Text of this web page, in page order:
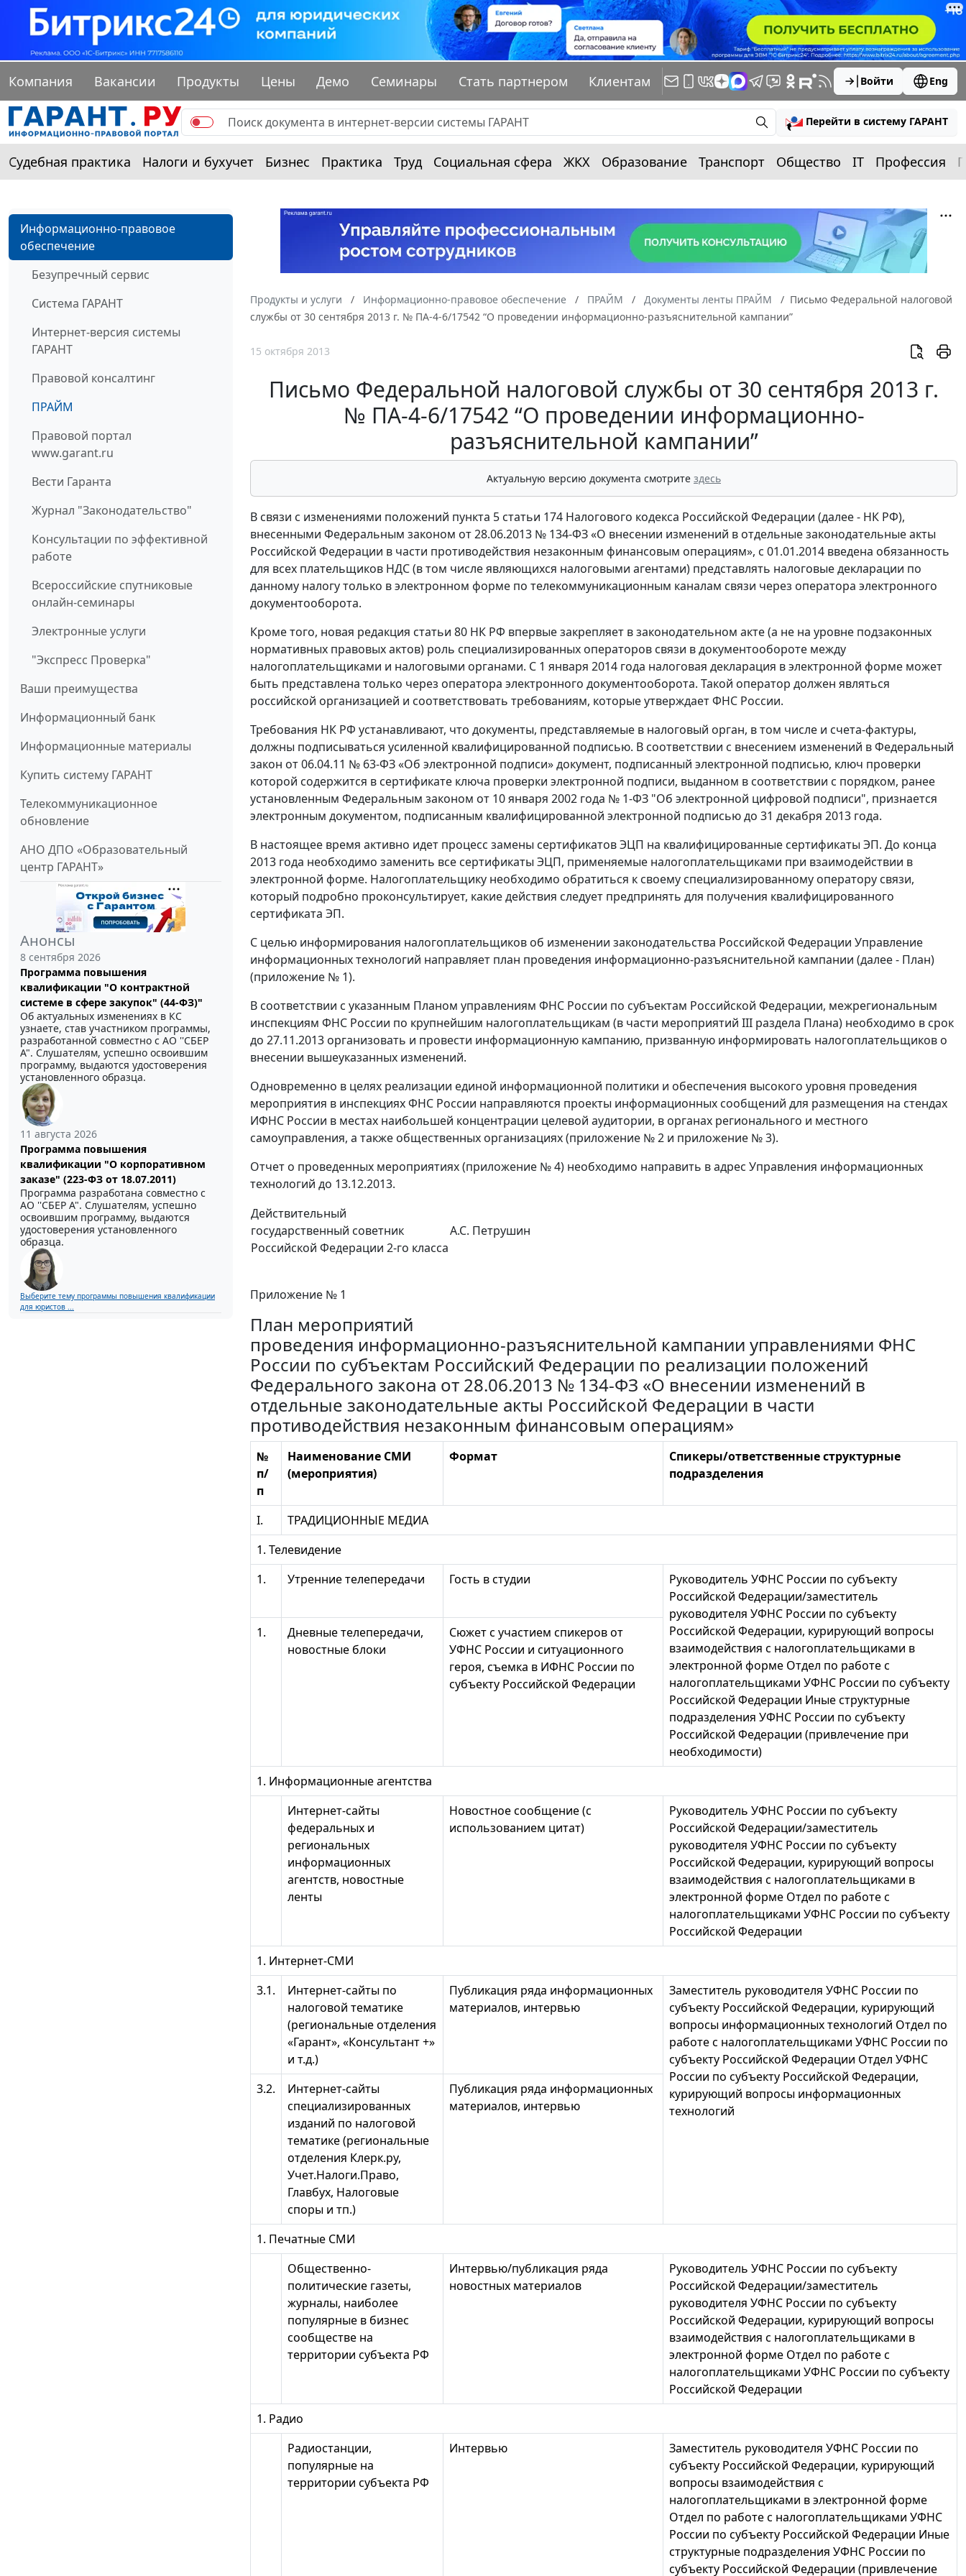
Компания Вакансии Продукты Цены Демо Семинары Стать партнером Клиентам Войти Eng
Перейти в систему ГАРАНТ
Судебная практика Налоги и бухучет Бизнес Практика Труд Социальная сфера ЖКХ Образование Транспорт Общество IT Профессия
Информационно-правовое
обеспечение
Безупречный сервис
Система ГАРАНТ
Интернет-версия системы
ГАРАНТ
Правовой консалтинг
ПРАЙМ
Правовой портал
www.garant.ru
Вести Гаранта
Журнал "Законодательство"
Консультации по эффективной
работе
Всероссийские спутниковые
онлайн-семинары
Электронные услуги
"Экспресс Проверка"
Ваши преимущества
Информационный банк
Информационные материалы
Купить систему ГАРАНТ
Телекоммуникационное
обновление
АНО ДПО «Образовательный
центр ГАРАНТ»
Анонсы
8 сентября 2026
Программа повышения
квалификации "О контрактной
системе в сфере закупок" (44-ФЗ)"
Об актуальных изменениях в КС
узнаете, став участником программы,
разработанной совместно с АО ''СБЕР
А". Слушателям, успешно освоившим
программу, выдаются удостоверения
установленного образца.
11 августа 2026
Программа повышения
квалификации "О корпоративном
заказе" (223-ФЗ от 18.07.2011)
Программа разработана совместно с
АО ''СБЕР А". Слушателям, успешно
освоившим программу, выдаются
удостоверения установленного
образца.
Выберите тему программы повышения квалификации
для юристов ...
Продукты и услуги Информационно-правовое обеспечение ПРАЙМ Документы ленты ПРАЙМ
Письмо Федеральной налоговой
службы от 30 сентября 2013 г. № ПА-4-6/17542 “О проведении информационно-разъяснительной кампании”
15 октября 2013
Письмо Федеральной налоговой службы от 30 сентября 2013 г.
№ ПА-4-6/17542 “О проведении информационно-
разъяснительной кампании”
Актуальную версию документа смотрите здесь
В связи с изменениями положений пункта 5 статьи 174 Налогового кодекса Российской Федерации (далее - НК РФ),
внесенными Федеральным законом от 28.06.2013 № 134-ФЗ «О внесении изменений в отдельные законодательные акты
Российской Федерации в части противодействия незаконным финансовым операциям», с 01.01.2014 введена обязанность
для всех плательщиков НДС (в том числе являющихся налоговыми агентами) представлять налоговые декларации по
данному налогу только в электронном форме по телекоммуникационным каналам связи через оператора электронного
документооборота.
Кроме того, новая редакция статьи 80 НК РФ впервые закрепляет в законодательном акте (а не на уровне подзаконных
нормативных правовых актов) роль специализированных операторов связи в документообороте между
налогоплательщиками и налоговыми органами. С 1 января 2014 года налоговая декларация в электронной форме может
быть представлена только через оператора электронного документооборота. Такой оператор должен являться
российской организацией и соответствовать требованиям, которые утверждает ФНС России.
Требования НК РФ устанавливают, что документы, представляемые в налоговый орган, в том числе и счета-фактуры,
должны подписываться усиленной квалифицированной подписью. В соответствии с внесением изменений в Федеральный
закон от 06.04.11 № 63-ФЗ «Об электронной подписи» документ, подписанный электронной подписью, ключ проверки
которой содержится в сертификате ключа проверки электронной подписи, выданном в соответствии с порядком, ранее
установленным Федеральным законом от 10 января 2002 года № 1-ФЗ "Об электронной цифровой подписи", признается
электронным документом, подписанным квалифицированной электронной подписью до 31 декабря 2013 года.
В настоящее время активно идет процесс замены сертификатов ЭЦП на квалифицированные сертификаты ЭП. До конца
2013 года необходимо заменить все сертификаты ЭЦП, применяемые налогоплательщиками при взаимодействии в
электронной форме. Налогоплательщику необходимо обратиться к своему специализированному оператору связи,
который подробно проконсультирует, какие действия следует предпринять для получения квалифицированного
сертификата ЭП.
С целью информирования налогоплательщиков об изменении законодательства Российской Федерации Управление
информационных технологий направляет план проведения информационно-разъяснительной кампании (далее - План)
(приложение № 1).
В соответствии с указанным Планом управлениям ФНС России по субъектам Российской Федерации, межрегиональным
инспекциям ФНС России по крупнейшим налогоплательщикам (в части мероприятий III раздела Плана) необходимо в срок
до 27.11.2013 организовать и провести информационную кампанию, призванную информировать налогоплательщиков о
внесении вышеуказанных изменений.
Одновременно в целях реализации единой информационной политики и обеспечения высокого уровня проведения
мероприятия в инспекциях ФНС России направляются проекты информационных сообщений для размещения на стендах
ИФНС России в местах наибольшей концентрации целевой аудитории, в органах регионального и местного
самоуправления, а также общественных организациях (приложение № 2 и приложение № 3).
Отчет о проведенных мероприятиях (приложение № 4) необходимо направить в адрес Управления информационных
технологий до 13.12.2013.
Действительный
государственный советник
Российской Федерации 2-го класса
А.С. Петрушин
Приложение № 1
План мероприятий
проведения информационно-разъяснительной кампании управлениями ФНС
России по субъектам Российский Федерации по реализации положений
Федерального закона от 28.06.2013 № 134-ФЗ «О внесении изменений в
отдельные законодательные акты Российской Федерации в части
противодействия незаконным финансовым операциям»
№
п/
п
Наименование СМИ
(мероприятия)
Формат
Спикеры/ответственные структурные
подразделения
I.
ТРАДИЦИОННЫЕ МЕДИА
1. Телевидение
1.
Утренние телепередачи Гость в студии
Руководитель УФНС России по субъекту
Российской Федерации/заместитель
руководителя УФНС России по субъекту
Российской Федерации, курирующий вопросы
взаимодействия с налогоплательщиками в
электронной форме Отдел по работе с
налогоплательщиками УФНС России по субъекту
Российской Федерации Иные структурные
подразделения УФНС России по субъекту
Российской Федерации (привлечение при
необходимости)
1.
Дневные телепередачи,
новостные блоки
Сюжет с участием спикеров от
УФНС России и ситуационного
героя, съемка в ИФНС России по
субъекту Российской Федерации
1. Информационные агентства
Интернет-сайты
федеральных и
региональных
информационных
агентств, новостные
ленты
Новостное сообщение (с
использованием цитат)
Руководитель УФНС России по субъекту
Российской Федерации/заместитель
руководителя УФНС России по субъекту
Российской Федерации, курирующий вопросы
взаимодействия с налогоплательщиками в
электронной форме Отдел по работе с
налогоплательщиками УФНС России по субъекту
Российской Федерации
1. Интернет-СМИ
3.1.
Интернет-сайты по
налоговой тематике
(региональные отделения
«Гарант», «Консультант +»
и т.д.)
Публикация ряда информационных
материалов, интервью
Заместитель руководителя УФНС России по
субъекту Российской Федерации, курирующий
вопросы информационных технологий Отдел по
работе с налогоплательщиками УФНС России по
субъекту Российской Федерации Отдел УФНС
России по субъекту Российской Федерации,
курирующий вопросы информационных
технологий
3.2.
Интернет-сайты
специализированных
изданий по налоговой
тематике (региональные
отделения Клерк.ру,
Учет.Налоги.Право,
Главбух, Налоговые
споры и тп.)
Публикация ряда информационных
материалов, интервью
1. Печатные СМИ
Общественно-
политические газеты,
журналы, наиболее
популярные в бизнес
сообществе на
территории субъекта РФ
Интервью/публикация ряда
новостных материалов
Руководитель УФНС России по субъекту
Российской Федерации/заместитель
руководителя УФНС России по субъекту
Российской Федерации, курирующий вопросы
взаимодействия с налогоплательщиками в
электронной форме Отдел по работе с
налогоплательщиками УФНС России по субъекту
Российской Федерации
1. Радио
Радиостанции,
популярные на
территории субъекта РФ
Интервью
Заместитель руководителя УФНС России по
субъекту Российской Федерации, курирующий
вопросы взаимодействия с
налогоплательщиками в электронной форме
Отдел по работе с налогоплательщиками УФНС
России по субъекту Российской Федерации Иные
структурные подразделения УФНС России по
субъекту Российской Федерации (привлечение